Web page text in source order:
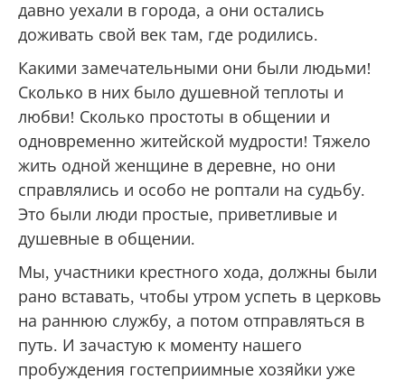
давно уехали в города, а они остались
доживать свой век там, где родились.
Какими замечательными они были людьми!
Сколько в них было душевной теплоты и
любви! Сколько простоты в общении и
одновременно житейской мудрости! Тяжело
жить одной женщине в деревне, но они
справлялись и особо не роптали на судьбу.
Это были люди простые, приветливые и
душевные в общении.
Мы, участники крестного хода, должны были
рано вставать, чтобы утром успеть в церковь
на раннюю службу, а потом отправляться в
путь. И зачастую к моменту нашего
пробуждения гостеприимные хозяйки уже